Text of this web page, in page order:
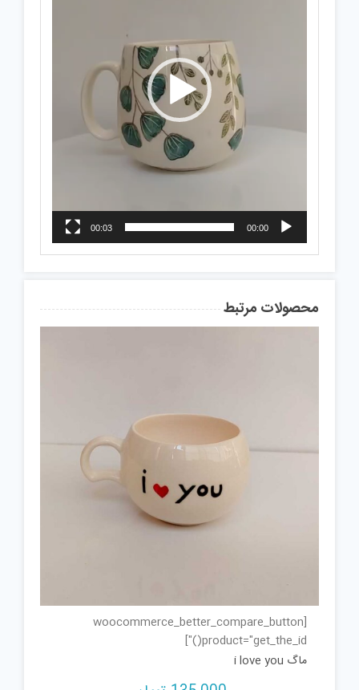
00:00
00:03
محصولات مرتبط
[woocommerce_better_compare_button
product="get_the_id()"]
ماگ i love you